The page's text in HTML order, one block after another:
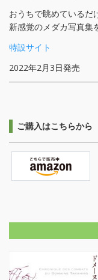
おうちで眺めているだ
新感覚のメダカ写真集
特設サイト
2022年2月3日発売
ご購入はこちらから